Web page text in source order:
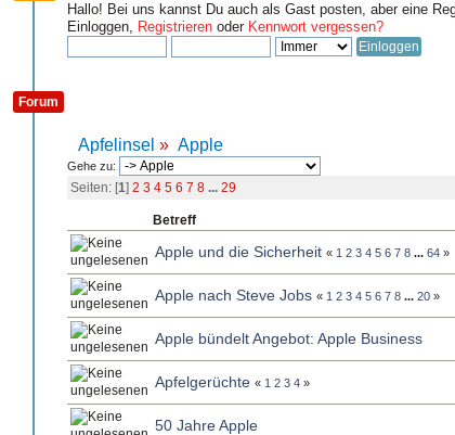
Hallo! Bei uns kannst Du auch als Gast posten, aber eine
Einloggen, Registrieren oder Kennwort vergessen?
Forum
Apfelinsel » Apple
Gehe zu:
Seiten: [1] 2 3 4 5 6 7 8 ... 29
Betreff
Apple und die Sicherheit « 1 2 3 4 5 6 7 8 ... 64 »
Apple nach Steve Jobs « 1 2 3 4 5 6 7 8 ... 20 »
Apple bündelt Angebot: Apple Business
Apfelgerüchte « 1 2 3 4 »
50 Jahre Apple